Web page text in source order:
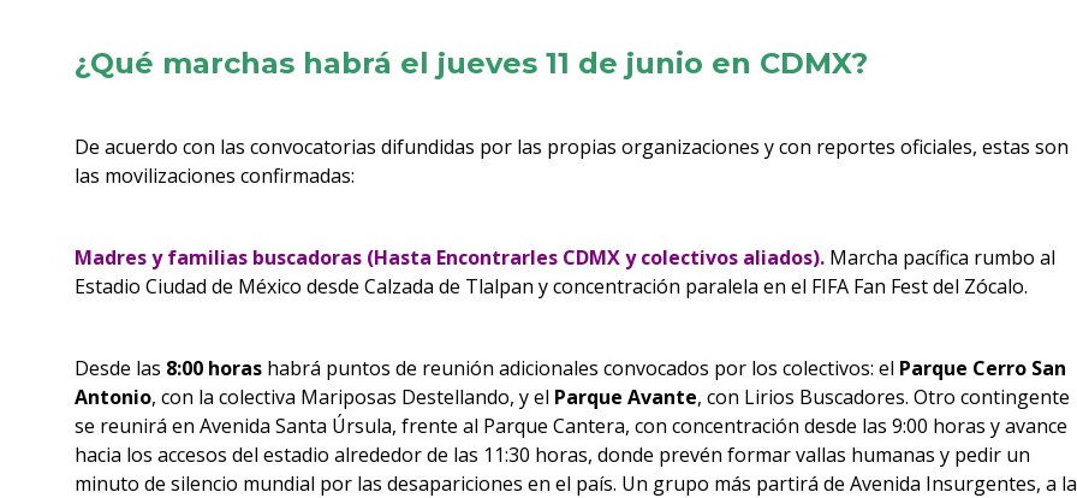
¿Qué marchas habrá el jueves 11 de junio en CDMX?
De acuerdo con las convocatorias difundidas por las propias organizaciones y con reportes oficiales, estas son
las movilizaciones confirmadas:
Madres y familias buscadoras (Hasta Encontrarles CDMX y colectivos aliados). Marcha pacífica rumbo al
Estadio Ciudad de México desde Calzada de Tlalpan y concentración paralela en el FIFA Fan Fest del Zócalo.
Desde las 8:00 horas habrá puntos de reunión adicionales convocados por los colectivos: el Parque Cerro San
Antonio, con la colectiva Mariposas Destellando, y el Parque Avante, con Lirios Buscadores. Otro contingente
se reunirá en Avenida Santa Úrsula, frente al Parque Cantera, con concentración desde las 9:00 horas y avance
hacia los accesos del estadio alrededor de las 11:30 horas, donde prevén formar vallas humanas y pedir un
minuto de silencio mundial por las desapariciones en el país. Un grupo más partirá de Avenida Insurgentes, a la